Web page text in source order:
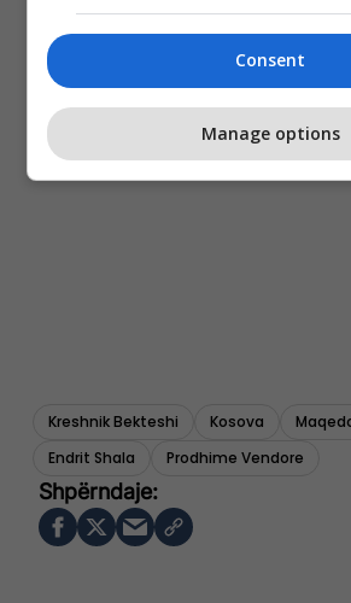
Kreshnik Bekteshi Kosova
Endrit Shala
Prodhime Vendore
Consent
Manage options